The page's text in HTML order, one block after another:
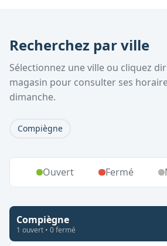
Recherchez par ville
Sélectionnez une ville ou cliquez
magasin pour consulter ses
dimanche.
Compiègne
Ouvert Fermé
Compiègne
1 ouvert • 0fermé